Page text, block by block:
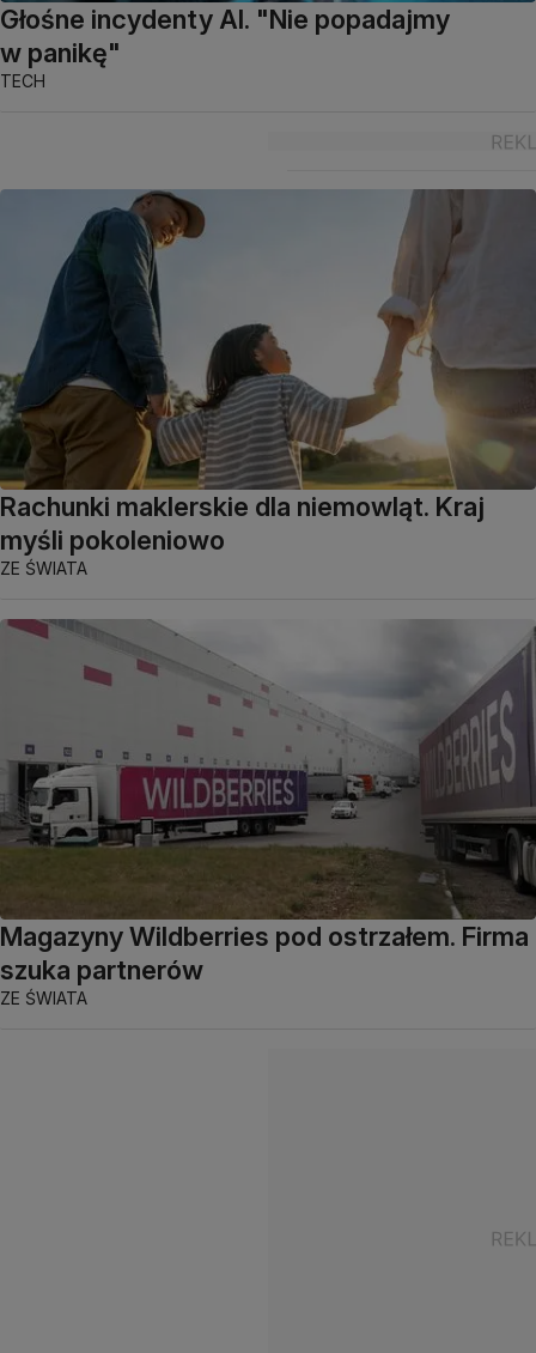
Głośne incydenty AI. "Nie popadajmy
w panikę"
TECH
Rachunki maklerskie dla niemowląt. Kraj
myśli pokoleniowo
ZE ŚWIATA
Magazyny Wildberries pod ostrzałem. Firma
szuka partnerów
ZE ŚWIATA